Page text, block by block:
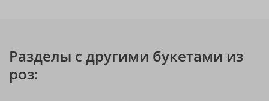
Разделы с другими букетами из
роз: